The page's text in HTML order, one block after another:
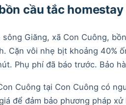
cầu tắc
Giăng, xã Con Cuông,
Cặn vôi nhẹ bịt khoảng 40%
Phụ phí đã báo trước. Bảo
Cuông tại Con Cuông có
để đảm bảo phương pháp